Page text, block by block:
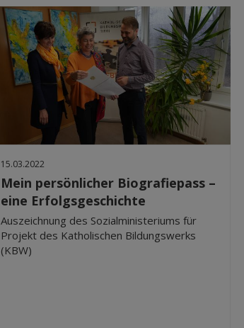
15.03.2022
Mein persönlicher Biografiepass –
eine Erfolgsgeschichte
Auszeichnung des Sozialministeriums für
Projekt des Katholischen Bildungswerks
(KBW)